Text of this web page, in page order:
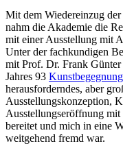
Mit dem Wiedereinzug
nahm die Akademie die
mit einer Ausstellung mit
Unter der fachkundigen
mit Prof. Dr. Frank
Jahres 93
herausforderndes, aber
Ausstellungskonzeption,
Ausstellungseröffnung
bereitet und mich in eine
weitgehend fremd war.